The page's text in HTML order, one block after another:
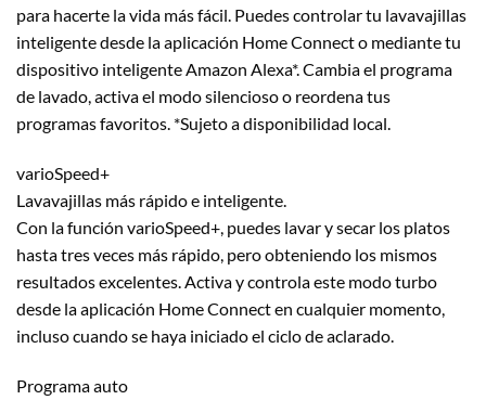
para hacerte la vida más fácil. Puedes controlar tu lavavajillas
inteligente desde la aplicación Home Connect o mediante tu
dispositivo inteligente Amazon Alexa*. Cambia el programa
de lavado, activa el modo silencioso o reordena tus
programas favoritos. *Sujeto a disponibilidad local.
varioSpeed+
Lavavajillas más rápido e inteligente.
Con la función varioSpeed+, puedes lavar y secar los platos
hasta tres veces más rápido, pero obteniendo los mismos
resultados excelentes. Activa y controla este modo turbo
desde la aplicación Home Connect en cualquier momento,
incluso cuando se haya iniciado el ciclo de aclarado.
Programa auto